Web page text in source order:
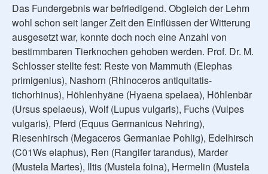
Das Fundergebnis war befriedigend. Obgleich der Lehm
wohl schon seit langer Zeit den Einflüssen der Witterung
ausgesetzt war, konnte doch noch eine Anzahl von
bestimmbaren Tierknochen gehoben werden. Prof. Dr. M.
Schlosser stellte fest: Reste von Mammuth (Elephas
primigenius), Nashorn (Rhinoceros antiquitatis-
tichorhinus), Höhlenhyäne (Hyaena spelaea), Höhlenbär
(Ursus spelaeus), Wolf (Lupus vulgaris), Fuchs (Vulpes
vulgaris), Pferd (Equus Germanicus Nehring),
Riesenhirsch (Megaceros Germaniae Pohlig), Edelhirsch
(C01Ws elaphus), Ren (Rangifer tarandus), Marder
(Mustela Martes), Iltis (Mustela foina), Hermelin (Mustela